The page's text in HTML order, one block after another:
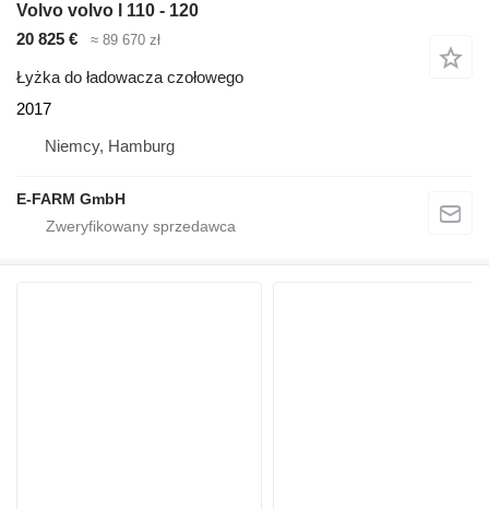
Volvo volvo l 110 - 120
20 825 €
≈ 89 670 zł
Łyżka do ładowacza czołowego
2017
Niemcy, Hamburg
E-FARM GmbH